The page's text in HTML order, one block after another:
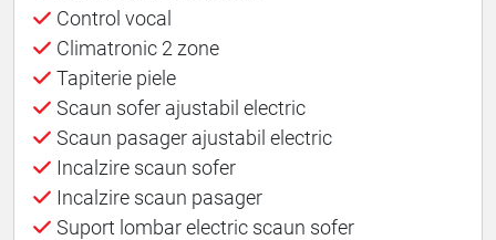
Control vocal
Climatronic 2 zone
Tapiterie piele
Scaun sofer ajustabil electric
Scaun pasager ajustabil electric
Incalzire scaun sofer
Incalzire scaun pasager
Suport lombar electric scaun sofer